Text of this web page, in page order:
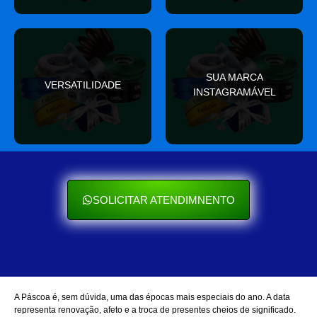
VERSATILIDADE
Se encaixa em qualquer
ocasião e sempre agrega
valor
SUA MARCA
INSTAGRAMÁVEL
Seu cliente ama mostrar
nas redes sociais
SOLICITAR ATENDIMNENTO
A Páscoa é, sem dúvida, uma das épocas mais especiais do ano. A data
representa renovação, afeto e a troca de presentes cheios de significado.